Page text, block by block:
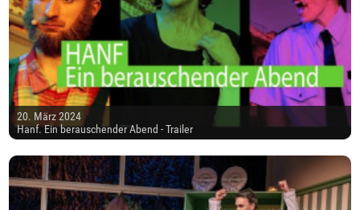
20. März 2024
Hanf. Ein berauschender Abend - Trailer